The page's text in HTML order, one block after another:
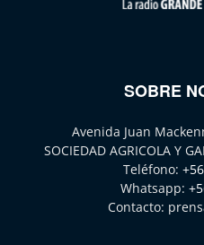
SOBRE
Avenida Juan
SOCIEDAD AGRICOLA Y
Teléfono:
Whatsapp:
Contacto: